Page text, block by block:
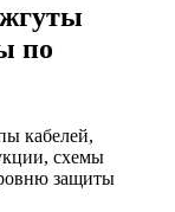
по
кабелей,
схемы
защиты